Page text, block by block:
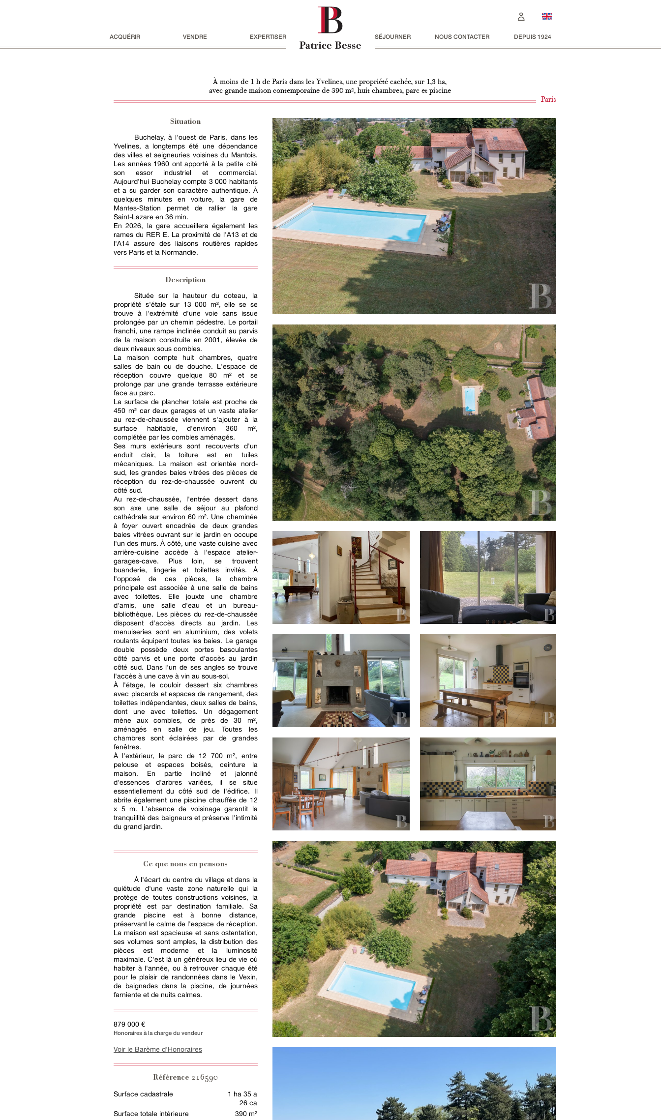
ACQUÉRIR VENDRE EXPERTISER SÉJOURNER NOUS CONTACTER DEPUIS 1924
À moins de 1 h de Paris dans les Yvelines, une propriété cachée, sur 1,3 ha,
avec grande maison contemporaine de 390 m², huit chambres, parc et piscine
Paris
Situation
Buchelay, à l'ouest de Paris, dans les
Yvelines, a longtemps été une dépendance
des villes et seigneuries voisines du Mantois.
Les années 1960 ont apporté à la petite cité
son essor industriel et commercial.
Aujourd’hui Buchelay compte 3 000 habitants
et a su garder son caractère authentique. À
quelques minutes en voiture, la gare de
Mantes-Station permet de rallier la gare
Saint-Lazare en 36 min.
En 2026, la gare accueillera également les
rames du RER E. La proximité de l'A13 et de
l'A14 assure des liaisons routières rapides
vers Paris et la Normandie.
Description
Située sur la hauteur du coteau, la
propriété s'étale sur 13 000 m², elle se se
trouve à l'extrémité d'une voie sans issue
prolongée par un chemin pédestre. Le portail
franchi, une rampe inclinée conduit au parvis
de la maison construite en 2001, élevée de
deux niveaux sous combles.
La maison compte huit chambres, quatre
salles de bain ou de douche. L'espace de
réception couvre quelque 80 m² et se
prolonge par une grande terrasse extérieure
face au parc.
La surface de plancher totale est proche de
450 m² car deux garages et un vaste atelier
au rez-de-chaussée viennent s'ajouter à la
surface habitable, d'environ 360 m²,
complétée par les combles aménagés.
Ses murs extérieurs sont recouverts d'un
enduit clair, la toiture est en tuiles
mécaniques. La maison est orientée nord-
sud, les grandes baies vitrées des pièces de
réception du rez-de-chaussée ouvrent du
côté sud.
Au rez-de-chaussée, l'entrée dessert dans
son axe une salle de séjour au plafond
cathédrale sur environ 60 m². Une cheminée
à foyer ouvert encadrée de deux grandes
baies vitrées ouvrant sur le jardin en occupe
l'un des murs. À côté, une vaste cuisine avec
arrière-cuisine accède à l'espace atelier-
garages-cave. Plus loin, se trouvent
buanderie, lingerie et toilettes invités. À
l'opposé de ces pièces, la chambre
principale est associée à une salle de bains
avec toilettes. Elle jouxte une chambre
d'amis, une salle d'eau et un bureau-
bibliothèque. Les pièces du rez-de-chaussée
disposent d'accès directs au jardin. Les
menuiseries sont en aluminium, des volets
roulants équipent toutes les baies. Le garage
double possède deux portes basculantes
côté parvis et une porte d'accès au jardin
côté sud. Dans l'un de ses angles se trouve
l'accès à une cave à vin au sous-sol.
À l'étage, le couloir dessert six chambres
avec placards et espaces de rangement, des
toilettes indépendantes, deux salles de bains,
dont une avec toilettes. Un dégagement
mène aux combles, de près de 30 m²,
aménagés en salle de jeu. Toutes les
chambres sont éclairées par de grandes
fenêtres.
À l'extérieur, le parc de 12 700 m², entre
pelouse et espaces boisés, ceinture la
maison. En partie incliné et jalonné
d'essences d'arbres variées, il se situe
essentiellement du côté sud de l'édifice. Il
abrite également une piscine chauffée de 12
x 5 m. L'absence de voisinage garantit la
tranquillité des baigneurs et préserve l'intimité
du grand jardin.
Ce que nous en pensons
À l'écart du centre du village et dans la
quiétude d'une vaste zone naturelle qui la
protège de toutes constructions voisines, la
propriété est par destination familiale. Sa
grande piscine est à bonne distance,
préservant le calme de l'espace de réception.
La maison est spacieuse et sans ostentation,
ses volumes sont amples, la distribution des
pièces est moderne et la luminosité
maximale. C'est là un généreux lieu de vie où
habiter à l'année, ou à retrouver chaque été
pour le plaisir de randonnées dans le Vexin,
de baignades dans la piscine, de journées
farniente et de nuits calmes.
879 000 €
Honoraires à la charge du vendeur
Voir le Barème d'Honoraires
Référence 216590
Surface cadastrale
1 ha 35 a
26 ca
Surface totale intérieure
390 m²